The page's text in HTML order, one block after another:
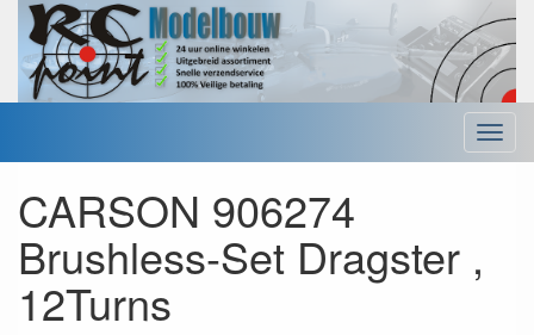
Menu
CARSON 906274
Brushless-Set Dragster ,
12Turns